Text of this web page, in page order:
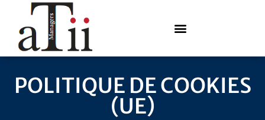
POLITIQUE DE COOKIES
(UE)